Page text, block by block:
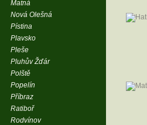
Matná
Nová Olešná
Pístina
Plavsko
Pleše
Pluhův Žďár
Polště
Popelín
Příbraz
Ratiboř
Rodvínov